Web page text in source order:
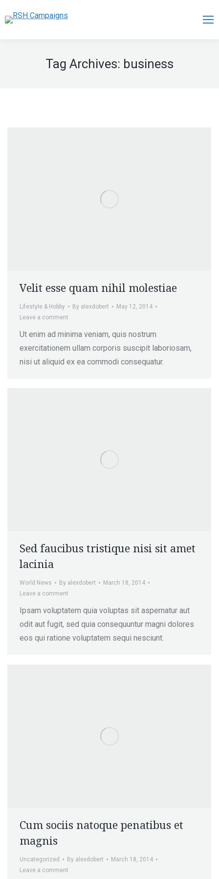
Tag Archives: business
Velit esse quam nihil molestiae
Lifestyle & Hobby By alexdobert
May 12, 2014
Leave a comment
Ut enim ad minima veniam, quis nostrum
exercitationem ullam corporis suscipit laboriosam,
nisi ut aliquid ex ea commodi consequatur.
Sed faucibus tristique nisi sit amet
lacinia
World News By alexdobert
March 18, 2014
Leave a comment
Ipsam voluptatem quia voluptas sit aspernatur aut
odit aut fugit, sed quia consequuntur magni dolores
eos qui ratione voluptatem sequi nesciunt.
Cum sociis natoque penatibus et
magnis
Uncategorized By alexdobert
March 18, 2014
Leave a comment